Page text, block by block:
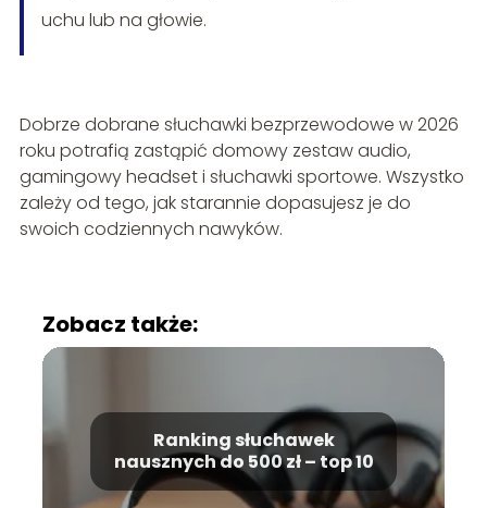
uchu lub na głowie.
Dobrze dobrane słuchawki bezprzewodowe w 2026
roku potrafią zastąpić domowy zestaw audio,
gamingowy headset i słuchawki sportowe. Wszystko
zależy od tego, jak starannie dopasujesz je do
swoich codziennych nawyków.
Zobacz także:
Ranking słuchawek
nausznych do 500 zł – top 10